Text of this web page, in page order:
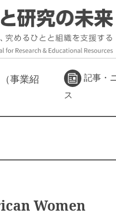
事業紹
記事・
ス
Women